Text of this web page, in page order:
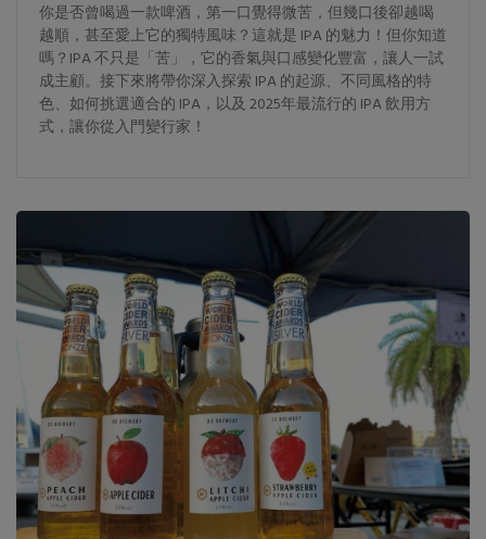
你是否曾喝過一款啤酒，第一口覺得微苦，但幾口後卻越喝
越順，甚至愛上它的獨特風味？這就是 IPA 的魅力！但你知道
嗎？IPA 不只是「苦」，它的香氣與口感變化豐富，讓人一試
成主顧。接下來將帶你深入探索 IPA 的起源、不同風格的特
色、如何挑選適合的 IPA，以及 2025年最流行的 IPA 飲用方
式，讓你從入門變行家！